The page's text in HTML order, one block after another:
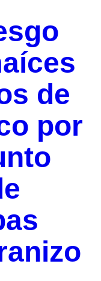
de
por